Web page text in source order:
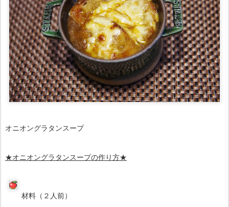
オニオングラタンスープ
★オニオングラタンスープの作り方★
材料（２人前）